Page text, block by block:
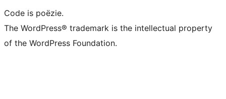
Code is poëzie.
The WordPress® trademark is the intellectual property
of the WordPress Foundation.